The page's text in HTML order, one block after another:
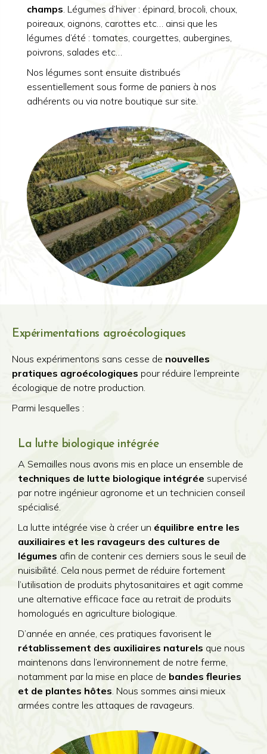
champs. Légumes d’hiver : épinard, brocoli, choux,
poireaux, oignons, carottes etc… ainsi que les
légumes d’été : tomates, courgettes, aubergines,
poivrons, salades etc…
Nos légumes sont ensuite distribués
essentiellement sous forme de paniers à nos
adhérents ou via notre boutique sur site.
Expérimentations agroécologiques
Nous expérimentons sans cesse de nouvelles
pratiques agroécologiques pour réduire l’empreinte
écologique de notre production.
Parmi lesquelles :
La lutte biologique intégrée
A Semailles nous avons mis en place un ensemble de
techniques de lutte biologique intégrée supervisé
par notre ingénieur agronome et un technicien conseil
spécialisé.
La lutte intégrée vise à créer un équilibre entre les
auxiliaires et les ravageurs des cultures de
légumes afin de contenir ces derniers sous le seuil de
nuisibilité. Cela nous permet de réduire fortement
l’utilisation de produits phytosanitaires et agit comme
une alternative efficace face au retrait de produits
homologués en agriculture biologique.
D’année en année, ces pratiques favorisent le
rétablissement des auxiliaires naturels que nous
maintenons dans l’environnement de notre ferme,
notamment par la mise en place de bandes fleuries
et de plantes hôtes . Nous sommes ainsi mieux
armées contre les attaques de ravageurs.